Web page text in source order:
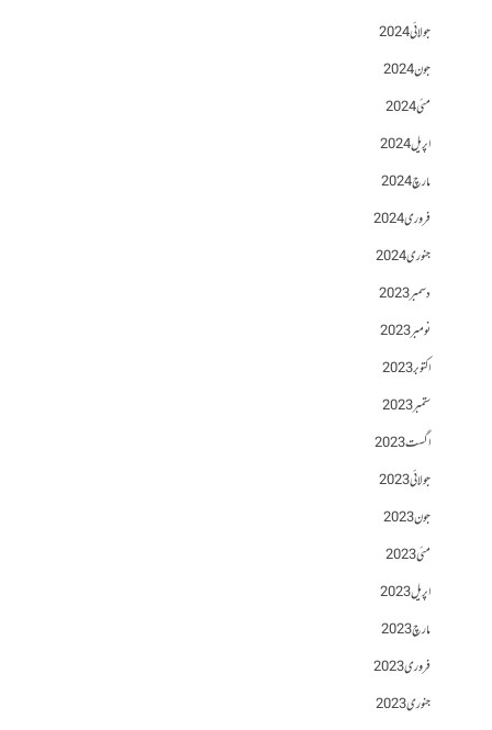
جولائی 2024
جون 2024
مئی 2024
اپریل 2024
مارچ 2024
فروری 2024
جنوری 2024
دسمبر 2023
نومبر 2023
اکتوبر 2023
ستمبر 2023
اگست 2023
جولائی 2023
جون 2023
مئی 2023
اپریل 2023
مارچ 2023
فروری 2023
جنوری 2023